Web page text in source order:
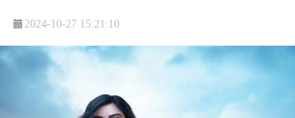
2024-10-27 15:21:10